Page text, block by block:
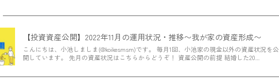
【投資資産公開】2022年11月の運用状況・推移〜我が家の資産形成〜
こんにちは、小池しましま(@koikesmsm)です。 毎月1回、小池家の現金以外の資産状況を公
開しています。 先月の資産状況はこちらからどうぞ！ 資産公開の前提 結婚した20...